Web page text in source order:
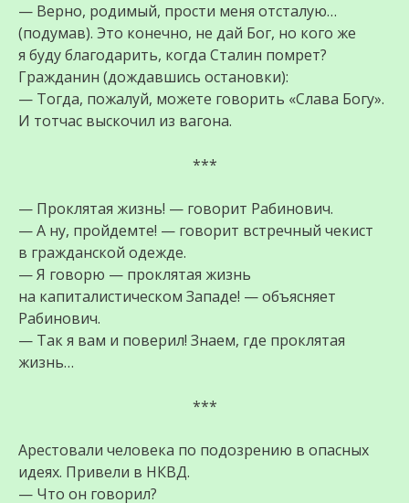
— Верно, родимый, прости меня отсталую…
(подумав). Это конечно, не дай Бог, но кого же
я буду благодарить, когда Сталин помрет?
Гражданин (дождавшись остановки):
— Тогда, пожалуй, можете говорить «Слава Богу».
И тотчас выскочил из вагона.
***
— Проклятая жизнь! — говорит Рабинович.
— А ну, пройдемте! — говорит встречный чекист
в гражданской одежде.
— Я говорю — проклятая жизнь
на капиталистическом Западе! — объясняет
Рабинович.
— Так я вам и поверил! Знаем, где проклятая
жизнь…
***
Арестовали человека по подозрению в опасных
идеях. Привели в НКВД.
— Что он говорил?